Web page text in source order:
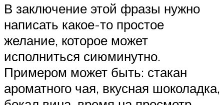
В заключение этой фразы нужно
написать какое-то простое
желание, которое может
исполниться сиюминутно.
Примером может быть: стакан
ароматного чая, вкусная шоколадка,